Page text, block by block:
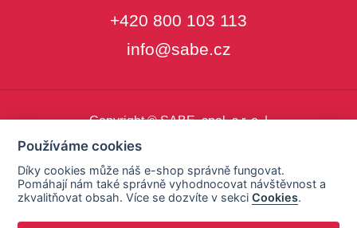
+420 800 103 113
info@sabe.cz
Copyright © SABE, spol. s r. o. |
Používáme cookies
Díky cookies může náš e-shop správně fungovat.
Pomáhají nám také správně vyhodnocovat návštěvnost a
zkvalitňovat obsah. Více se dozvíte v sekciCookies.